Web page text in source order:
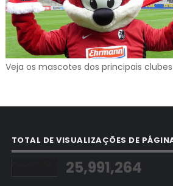
Veja os mascotes dos principais
TOTAL DE VISUALIZAÇÕES DE
25,991,264